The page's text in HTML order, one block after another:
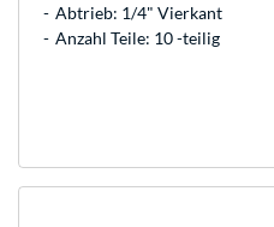
Abtrieb: 1/4" Vierkant
Anzahl Teile: 10 -teilig